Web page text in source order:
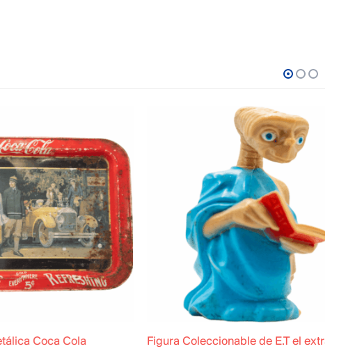
Cola Figura Coleccionable de E.T el extraterrestre »Libro»